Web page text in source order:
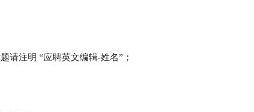
请注明 “应聘英文编辑-姓名”；